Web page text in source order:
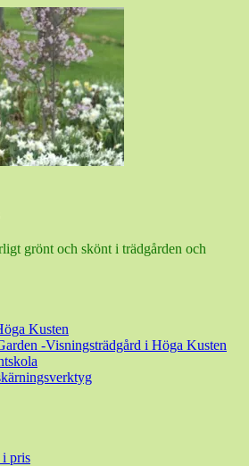
grönt och skönt i trädgården och
Kusten
-Visningsträdgård i Höga Kusten
i pris